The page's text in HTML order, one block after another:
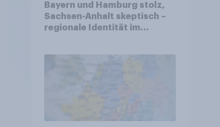
Bayern und Hamburg stolz,
Sachsen-Anhalt skeptisch –
regionale Identität im